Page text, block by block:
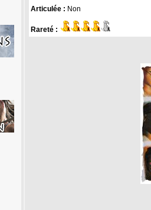
Articulée : Non
Rareté :